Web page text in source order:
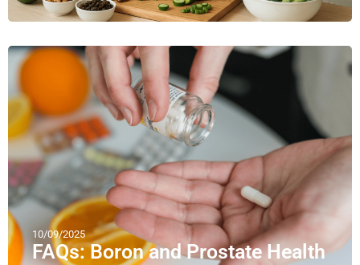
10/09/2025
FAQs: Boron and Prostate Health